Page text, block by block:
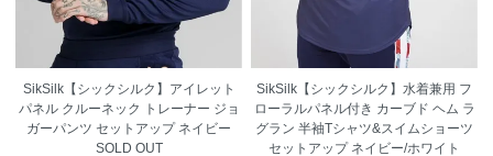
SikSilk【シックシルク】アイレット
パネル クルーネック トレーナー ジョ
ガーパンツ セットアップ ネイビー
SOLD OUT
SikSilk【シックシルク】水着兼用 フ
ローラルパネル付き カーブド ヘム ラ
グラン 半袖Tシャツ&スイムショーツ
セットアップ ネイビー/ホワイト